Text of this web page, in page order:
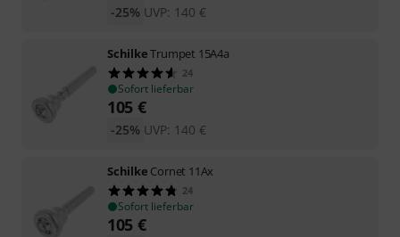
UVP: 140 €
-25%
SchilkeTrumpet 15A4a
24
Sofort lieferbar
105 €
UVP: 140 €
-25%
Schilke Cornet 11Ax
24
Sofort lieferbar
105 €